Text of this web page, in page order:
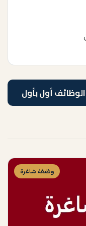
أول بأول
وظيفة شاغرة